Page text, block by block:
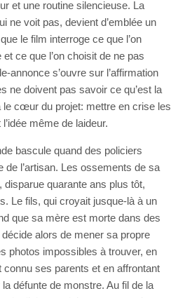
et une routine silencieuse. La
ne voit pas, devient d’emblée un
le film interroge ce que l’on
ce que l’on choisit de ne pas
annonce s’ouvre sur l’affirmation
ne doivent pas savoir ce qu’est la
le cœur du projet: mettre en crise les
même de laideur.
bascule quand des policiers
de l’artisan. Les ossements de sa
quarante ans plus tôt,
Le fils, qui croyait jusque-là à un
que sa mère est morte dans des
alors de mener sa propre
photos impossibles à trouver, en
ses parents et en affrontant
défunte de monstre. Au fil de la